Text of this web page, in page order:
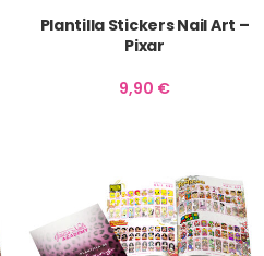
Plantilla Stickers Nail Art –
Pixar
9,90 €